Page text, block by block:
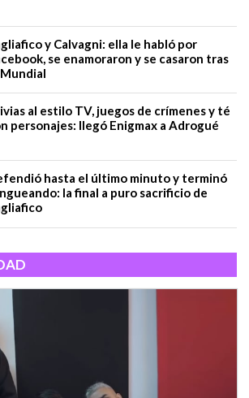
y Calvagni: ella le habló por
se enamoraron y se casaron tras
al estilo TV, juegos de crímenes y té
personajes: llegó Enigmax a Adrogué
hasta el último minuto y terminó
la final a puro sacrificio de